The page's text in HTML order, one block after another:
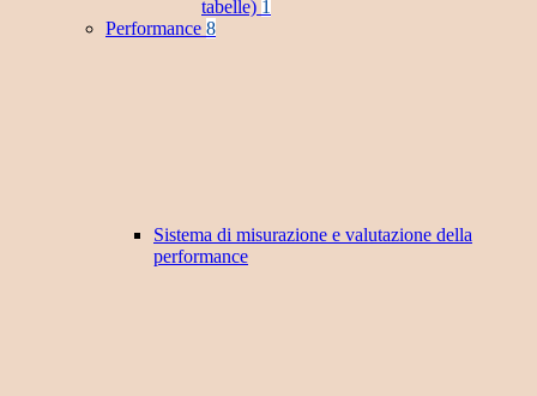
tabelle) 1
Performance 8
Sistema di misurazione e valutazione della
performance